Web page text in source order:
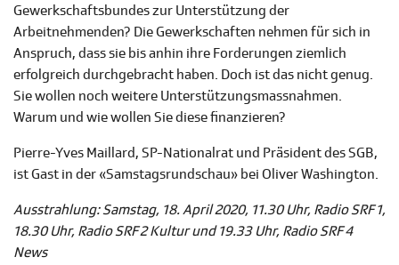
Gewerkschaftsbundes zur Unterstützung der
Arbeitnehmenden? Die Gewerkschaften nehmen für sich in
Anspruch, dass sie bis anhin ihre Forderungen ziemlich
erfolgreich durchgebracht haben. Doch ist das nicht genug.
Sie wollen noch weitere Unterstützungsmassnahmen.
Warum und wie wollen Sie diese finanzieren?
Pierre-Yves Maillard, SP-Nationalrat und Präsident des SGB,
ist Gast in der «Samstagsrundschau» bei Oliver Washington.
Ausstrahlung: Samstag, 18. April 2020, 11.30 Uhr, Radio SRF 1,
18.30 Uhr, Radio SRF 2 Kultur und 19.33 Uhr, Radio SRF 4
News